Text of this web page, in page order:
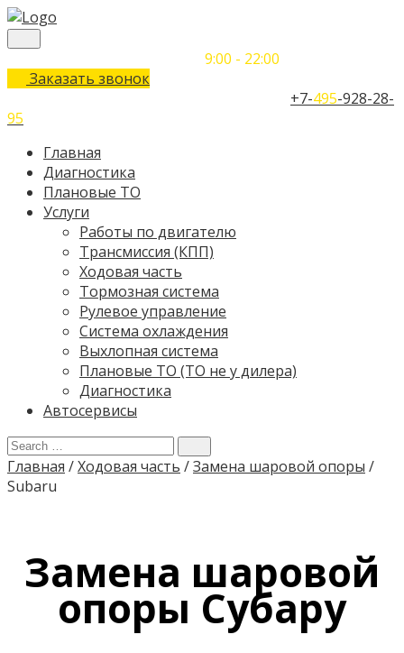
9:00 - 22:00
Заказать звонок
+7-495-928-28-
95
Главная
Диагностика
Плановые ТО
Услуги
Работы по двигателю
Трансмиссия (КПП)
Ходовая часть
Тормозная система
Рулевое управление
Система охлаждения
Выхлопная система
Плановые ТО (ТО не у дилера)
Диагностика
Автосервисы
Главная /Ходовая часть /Замена шаровой опоры /
Subaru
Замена шаровой
опоры Субару